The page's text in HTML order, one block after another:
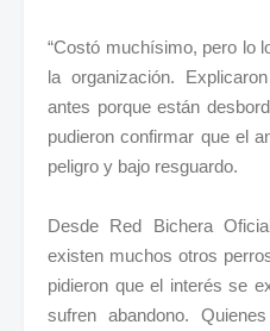
“Costó muchísimo, pero lo
la organización.
antes porque están
pudieron confirmar que el
peligro y bajo resguardo.
Desde Red Bichera
existen muchos otros
pidieron que el interés se
sufren abandono.